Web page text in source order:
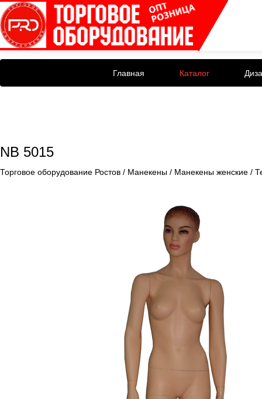
Главная Каталог
NB 5015
Торговое оборудование Ростов / Манекены / Манекены женские /